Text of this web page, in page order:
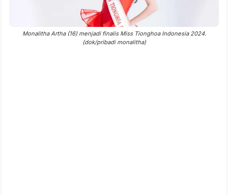
Monalitha Artha (16) menjadi finalis Miss Tionghoa Indonesia 2024.
(dok/pribadi monalitha)